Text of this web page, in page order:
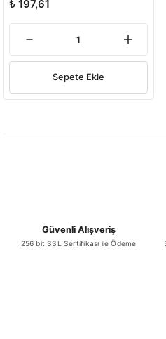
₺ 197,61
Sepete Ekle
Güvenli Alışveriş
256 bit SSL Sertifikası ile Ödeme